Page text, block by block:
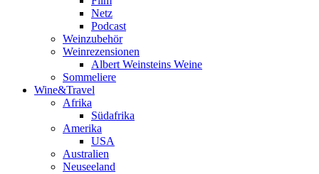
Netz
Podcast
Weinzubehör
Weinrezensionen
Albert Weinsteins Weine
Sommeliere
Wine&Travel
Afrika
Südafrika
Amerika
USA
Australien
Neuseeland